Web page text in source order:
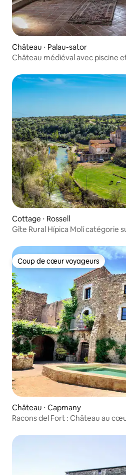
Château ⋅ Palau-sator
Château médiéval avec piscine
Cottage ⋅ Rossell
Gîte Rural Hípica Molí catégorie
Coup de cœur voyageurs
Coup de cœur voyageurs
Château ⋅ Capmany
Racons del Fort : Château au